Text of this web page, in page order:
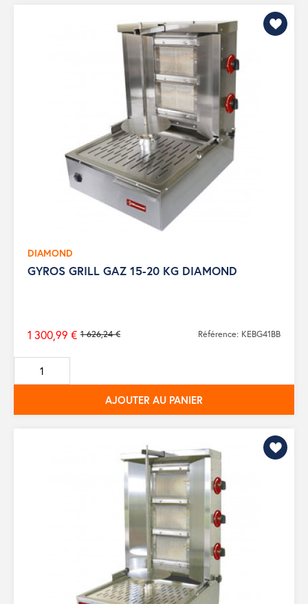
DIAMOND
GYROS GRILL GAZ 15-20 KG DIAMOND
Prix
de
base
1 626,24 €
1 300,99 € Référence: KEBG41BB
AJOUTER AU PANIER